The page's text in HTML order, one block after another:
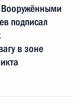
подписал
в зоне